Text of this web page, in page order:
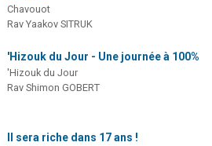
Chavouot
Rav Yaakov SITRUK
'Hizouk du Jour - Une journée à 100%
'Hizouk du Jour
Rav Shimon GOBERT
Il sera riche dans 17 ans !